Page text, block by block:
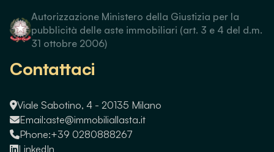
Autorizzazione Ministero della Giustizia per la
pubblicità delle aste immobiliari (art. 3 e 4 del d.m.
31 ottobre 2006)
Contattaci
Viale Sabotino, 4 - 20135 Milano
Email:aste@immobiliallasta.it
Phone:+39 0280888267
LinkedIn